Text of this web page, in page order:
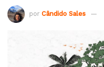
por Cândido Sales